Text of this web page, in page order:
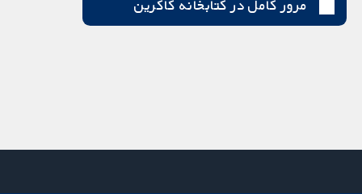
مرور کامل در کتابخانه کاکرین